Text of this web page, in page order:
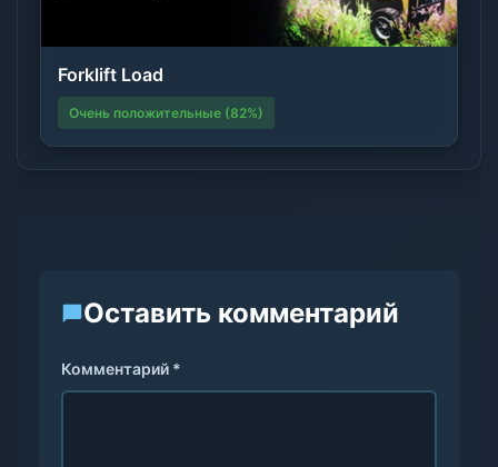
Forklift Load
Очень положительные (82%)
Оставить комментарий
Комментарий *